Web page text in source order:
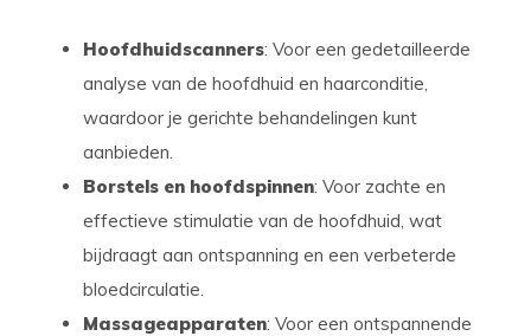
Hoofdhuidscanners: Voor een gedetailleerde
analyse van de hoofdhuid en haarconditie,
waardoor je gerichte behandelingen kunt
aanbieden.
Borstels en hoofdspinnen: Voor zachte en
effectieve stimulatie van de hoofdhuid, wat
bijdraagt aan ontspanning en een verbeterde
bloedcirculatie.
Massageapparaten: Voor een ontspannende